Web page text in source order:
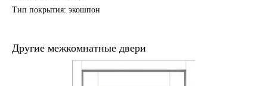
Тип покрытия: экошпон
Другие межкомнатные двери